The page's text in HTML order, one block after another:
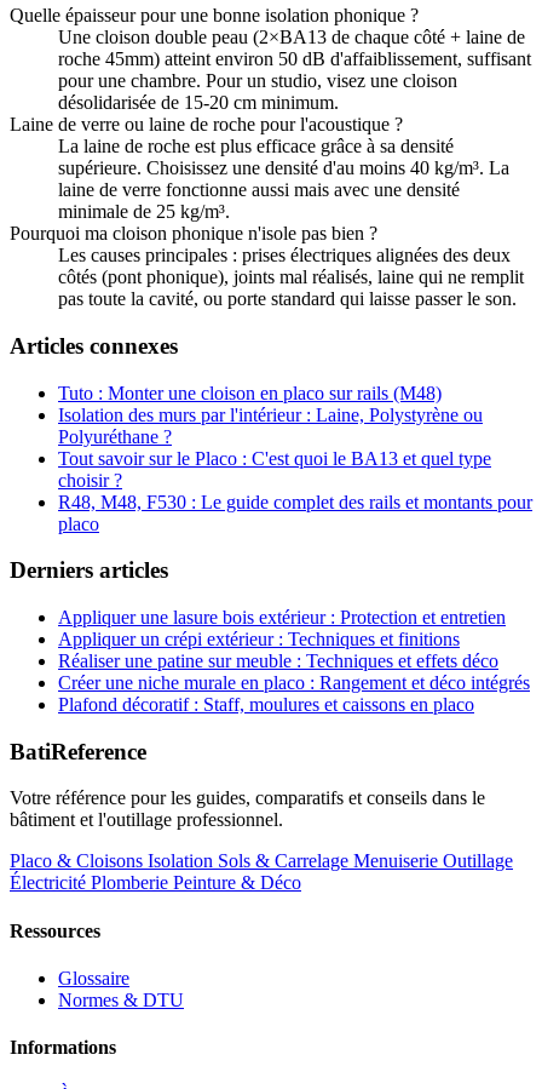
Quelle épaisseur pour une bonne isolation phonique ?
Une cloison double peau (2×BA13 de chaque côté + laine de
roche 45mm) atteint environ 50 dB d'affaiblissement, suffisant
pour une chambre. Pour un studio, visez une cloison
désolidarisée de 15-20 cm minimum.
Laine de verre ou laine de roche pour l'acoustique ?
La laine de roche est plus efficace grâce à sa densité
supérieure. Choisissez une densité d'au moins 40 kg/m³. La
laine de verre fonctionne aussi mais avec une densité
minimale de 25 kg/m³.
Pourquoi ma cloison phonique n'isole pas bien ?
Les causes principales : prises électriques alignées des deux
côtés (pont phonique), joints mal réalisés, laine qui ne remplit
pas toute la cavité, ou porte standard qui laisse passer le son.
Articles connexes
Tuto : Monter une cloison en placo sur rails (M48)
Isolation des murs par l'intérieur : Laine, Polystyrène ou
Polyuréthane ?
Tout savoir sur le Placo : C'est quoi le BA13 et quel type
choisir ?
R48, M48, F530 : Le guide complet des rails et montants pour
placo
Derniers articles
Appliquer une lasure bois extérieur : Protection et entretien
Appliquer un crépi extérieur : Techniques et finitions
Réaliser une patine sur meuble : Techniques et effets déco
Créer une niche murale en placo : Rangement et déco intégrés
Plafond décoratif : Staff, moulures et caissons en placo
BatiReference
Votre référence pour les guides, comparatifs et conseils dans le
bâtiment et l'outillage professionnel.
Placo & Cloisons Isolation Sols & Carrelage Menuiserie Outillage
Électricité Plomberie Peinture & Déco
Ressources
Glossaire
Normes & DTU
Informations